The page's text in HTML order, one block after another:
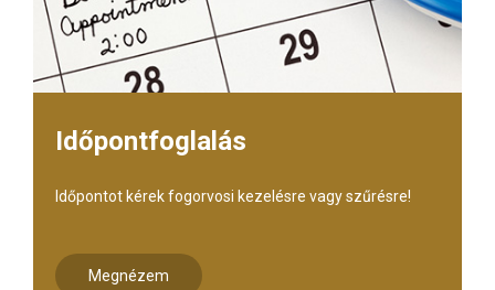
Időpontfoglalás
Időpontot kérek fogorvosi kezelésre vagy szűrésre!
Megnézem